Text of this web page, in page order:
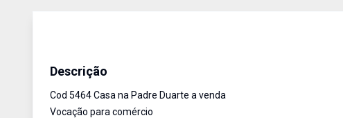
Descrição
Cod 5464 Casa na Padre Duarte a venda
Vocação para comércio